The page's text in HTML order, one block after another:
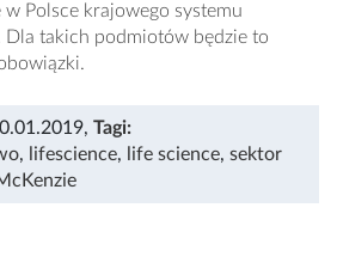
w Polsce krajowego systemu
Dla takich podmiotów będzie to
, Tagi:
, lifescience, life science, sektor